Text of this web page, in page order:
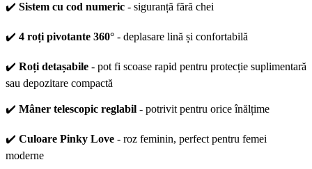
✔️ Sistem cu cod numeric - siguranță fără chei
✔️ 4 roți pivotante 360° - deplasare lină și confortabilă
✔️ Roți detașabile - pot fi scoase rapid pentru protecție suplimentară
sau depozitare compactă
✔️ Mâner telescopic reglabil - potrivit pentru orice înălțime
✔️ Culoare Pinky Love - roz feminin, perfect pentru femei
moderne